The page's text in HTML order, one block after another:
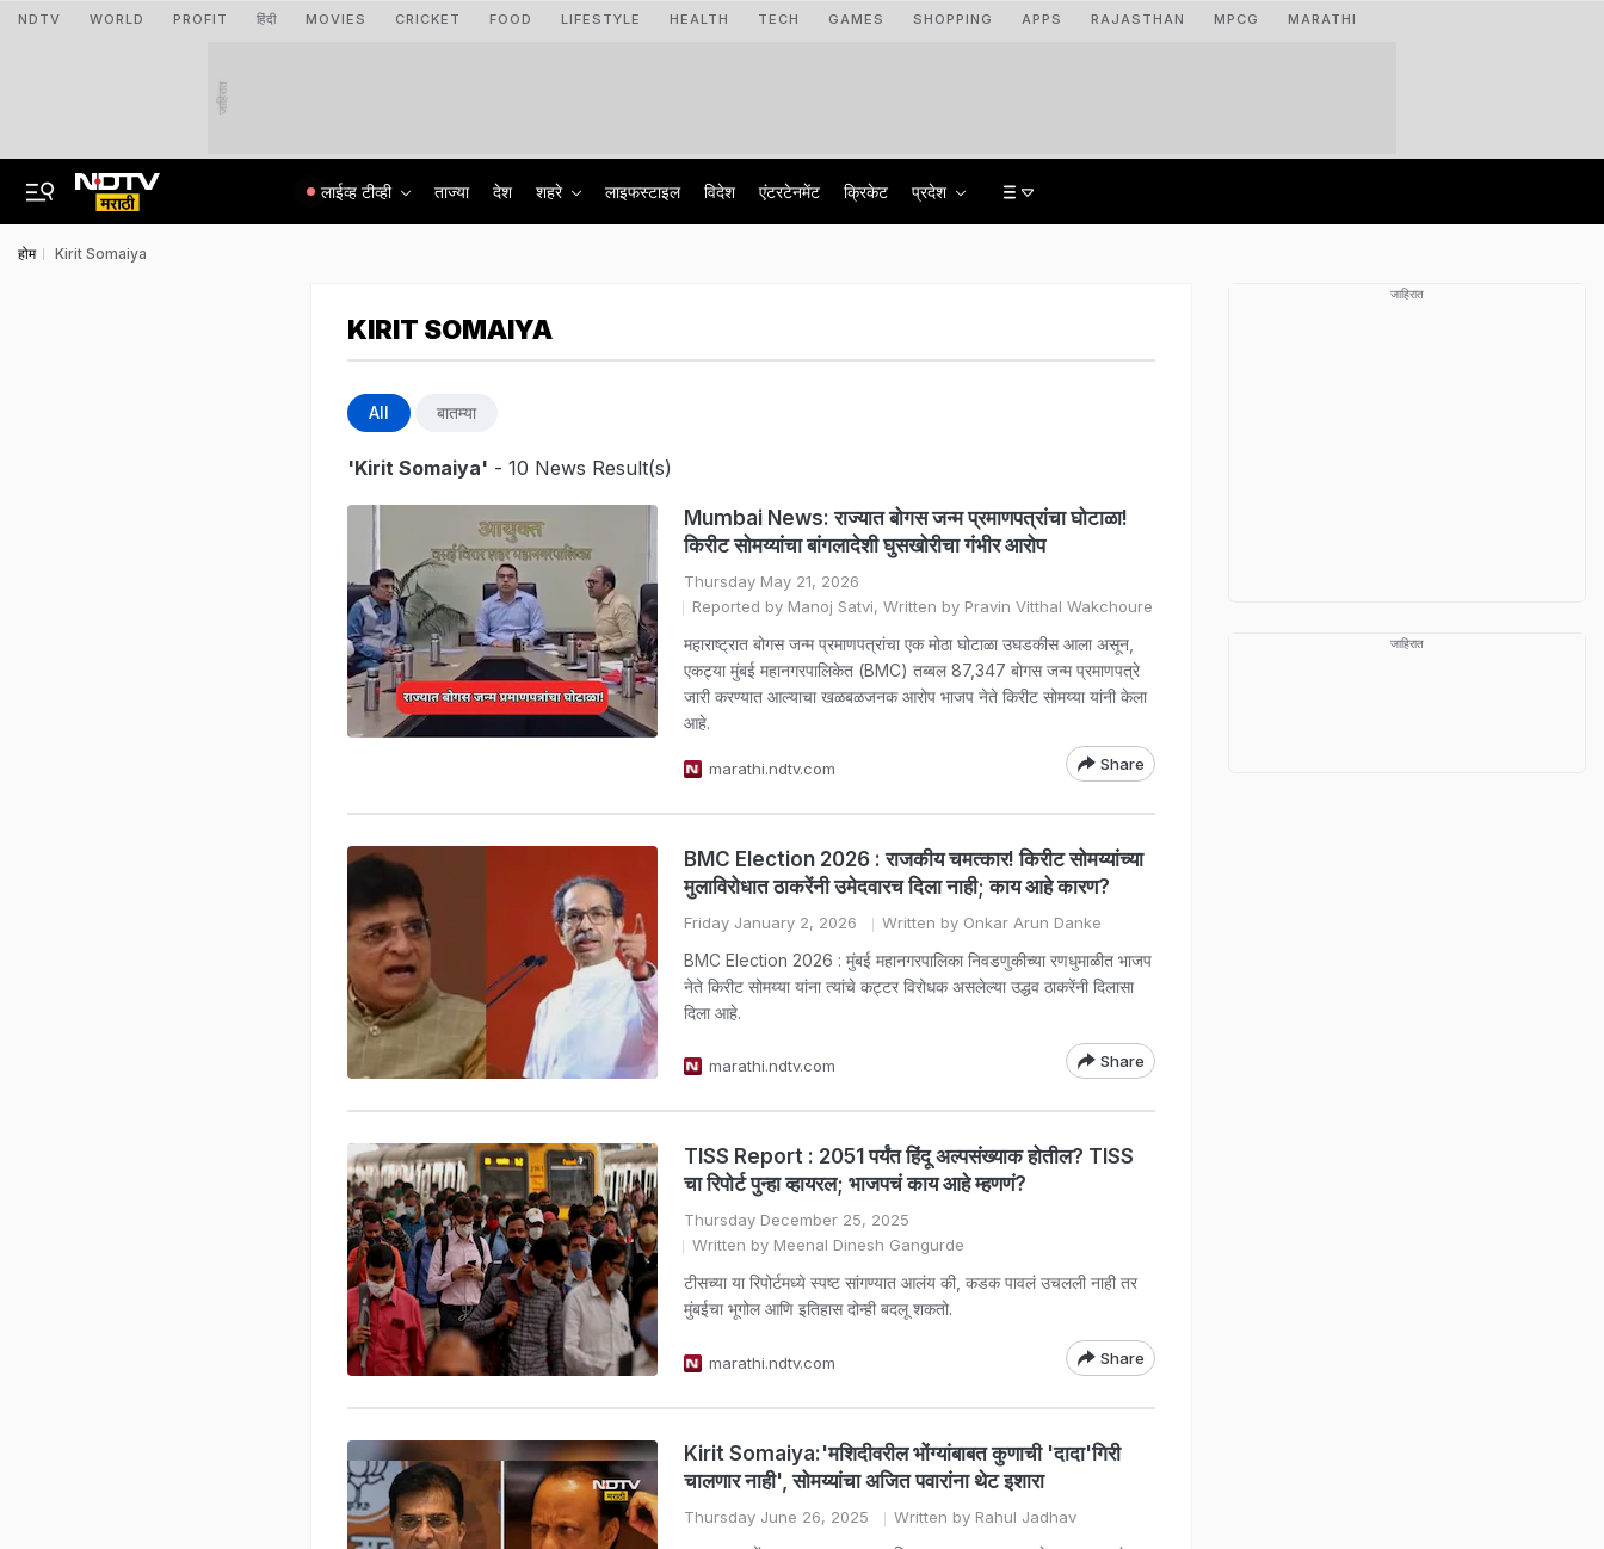
NDTV WORLD PROFIT हिंदी MOVIES CRICKET FOOD LIFESTYLE HEALTH TECH GAMES SHOPPING APPS RAJASTHAN MPCG MARATHI
जाहिरात
लाईव्ह टीव्ही ताज्या देश शहरे लाइफस्टाइल विदेश एंटरटेनमेंट क्रिकेट प्रदेश
होम Kirit Somaiya
KIRIT SOMAIYA
All बातम्या
'Kirit Somaiya' - 10 News Result(s)
Mumbai News: राज्यात बोगस जन्म प्रमाणपत्रांचा घोटाळा!
किरीट सोमय्यांचा बांगलादेशी घुसखोरीचा गंभीर आरोप
Thursday May 21, 2026
Reported by Manoj Satvi, Written by Pravin Vitthal Wakchoure
महाराष्ट्रात बोगस जन्म प्रमाणपत्रांचा एक मोठा घोटाळा उघडकीस आला असून,
एकट्या मुंबई महानगरपालिकेत (BMC) तब्बल 87,347 बोगस जन्म प्रमाणपत्रे
जारी करण्यात आल्याचा खळबळजनक आरोप भाजप नेते किरीट सोमय्या यांनी केला
आहे.
marathi.ndtv.com Share
BMC Election 2026 : राजकीय चमत्कार! किरीट सोमय्यांच्या
मुलाविरोधात ठाकरेंनी उमेदवारच दिला नाही; काय आहे कारण?
Friday January 2, 2026 Written by Onkar Arun Danke
BMC Election 2026 : मुंबई महानगरपालिका निवडणुकीच्या रणधुमाळीत भाजप
नेते किरीट सोमय्या यांना त्यांचे कट्टर विरोधक असलेल्या उद्धव ठाकरेंनी दिलासा
दिला आहे.
marathi.ndtv.com Share
TISS Report : 2051 पर्यंत हिंदू अल्पसंख्याक होतील? TISS
चा रिपोर्ट पुन्हा व्हायरल; भाजपचं काय आहे म्हणणं?
Thursday December 25, 2025
Written by Meenal Dinesh Gangurde
टीसच्या या रिपोर्टमध्ये स्पष्ट सांगण्यात आलंय की, कडक पावलं उचलली नाही तर
मुंबईचा भूगोल आणि इतिहास दोन्ही बदलू शकतो.
marathi.ndtv.com Share
Kirit Somaiya:'मशिदीवरील भोंग्यांबाबत कुणाची 'दादा'गिरी
चालणार नाही', सोमय्यांचा अजित पवारांना थेट इशारा
Thursday June 26, 2025 Written by Rahul Jadhav
जाहिरात
जाहिरात